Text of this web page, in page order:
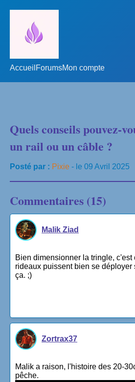
Accueil ForumsMon compte
Quels conseils pouvez-
un rail ou un câble ?
Posté par : Pixie - le 09 Avril 2025
Commentaires (15)
Malik Ziad
Bien dimensionner la tringle,
rideaux puissent bien se
ça. ;)
Zortrax37
Malik a raison, l'histoire des 20-
pêche.